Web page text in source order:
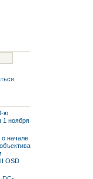
ю
1 ноября
о начале
OSD